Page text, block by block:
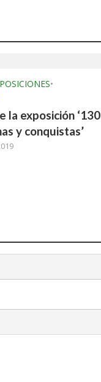
•
la exposición ‘130
y conquistas’